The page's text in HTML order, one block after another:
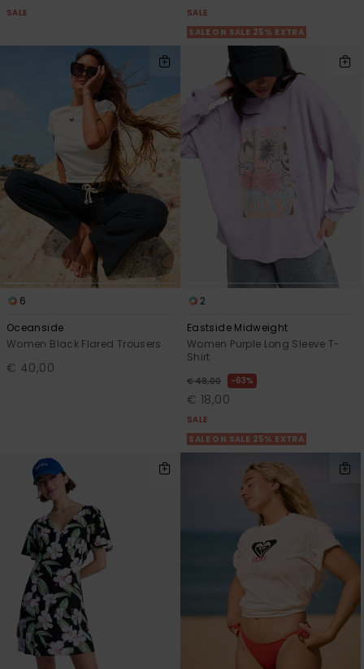
SALE
SALE
SALE ON SALE 25% EXTRA
6
Oceanside
Women Black Flared Trousers
€ 40,00
2
Eastside Midweight
Women Purple Long Sleeve T-
Shirt
€ 48,00 63%
€ 18,00
SALE
SALE ON SALE 25% EXTRA